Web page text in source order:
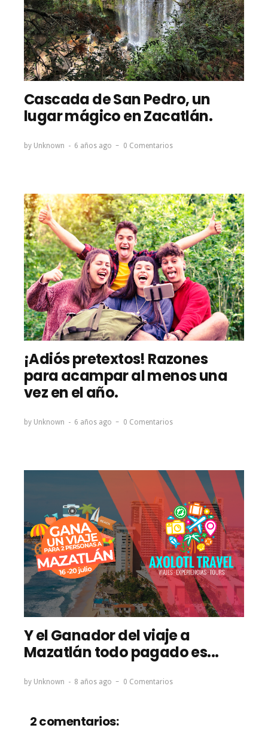
Cascada de San Pedro, un
lugar mágico en Zacatlán.
by Unknown 6 años ago 0 Comentarios
¡Adiós pretextos! Razones
para acampar al menos una
vez en el año.
by Unknown 6 años ago 0 Comentarios
Y el Ganador del viaje a
Mazatlán todo pagado es...
by Unknown 8 años ago 0 Comentarios
2 comentarios: